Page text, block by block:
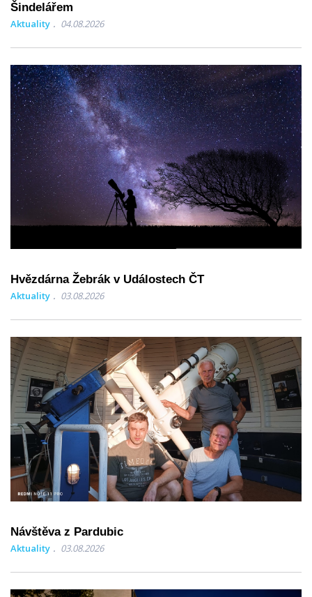
Šindelářem
Aktuality 04.08.2026
Hvězdárna Žebrák v Událostech ČT
Aktuality 03.08.2026
Návštěva z Pardubic
Aktuality 03.08.2026